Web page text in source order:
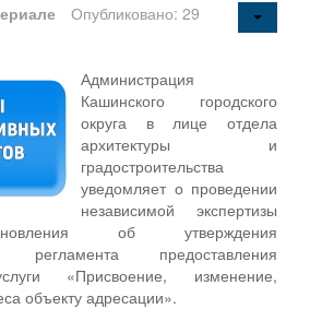
Опубликовано: 29
Администрация
Кашинского городского
округа в лице отдела
архитектуры и
градостроительства
уведомляет о проведении
независимой экспертизы
об утверждения
регламента предоставления
«Присвоение, изменение,
объекту адресации».